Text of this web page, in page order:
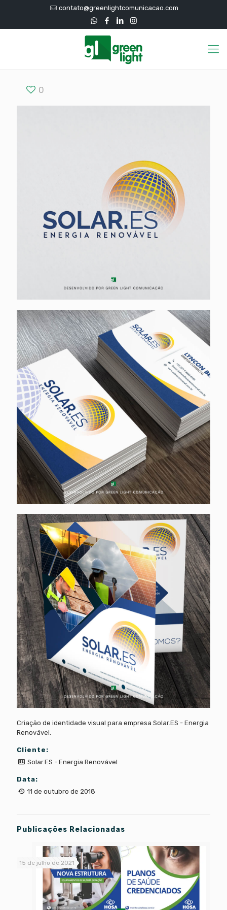
contato@greenlightcomunicacao.com
0
Criação de identidade visual para empresa Solar.ES - Energia
Renovável.
Cliente:
Solar.ES - Energia Renovável
Data:
11 de outubro de 2018
Publicações Relacionadas
15 de julho de 2021